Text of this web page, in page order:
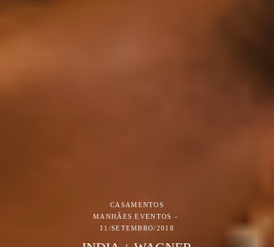
CASAMENTOS
MANHÃES EVENTOS
11/SETEMBRO/2018